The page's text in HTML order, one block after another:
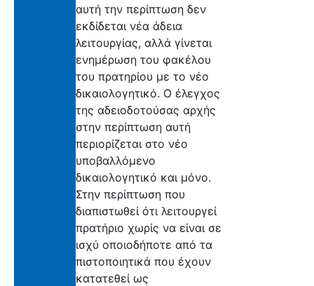
αυτή την περίπτωση δεν
εκδίδεται νέα άδεια
λειτουργίας, αλλά γίνεται
ενημέρωση του φακέλου
του πρατηρίου με το νέο
δικαιολογητικό. Ο έλεγχος
της αδειοδοτούσας αρχής
στην περίπτωση αυτή
περιορίζεται στο νέο
υποβαλλόμενο
δικαιολογητικό και μόνο.
Στην περίπτωση που
διαπιστωθεί ότι λειτουργεί
πρατήριο χωρίς να είναι σε
ισχύ οποιοδήποτε από τα
πιστοποιητικά που έχουν
κατατεθεί ως